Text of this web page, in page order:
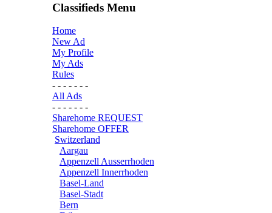
Classifieds Menu
Home
New Ad
My Profile
My Ads
Rules
- - - - - - -
All Ads
- - - - - - -
Sharehome REQUEST
Sharehome OFFER
Switzerland
Aargau
Appenzell Ausserrhoden
Appenzell Innerrhoden
Basel-Land
Basel-Stadt
Bern